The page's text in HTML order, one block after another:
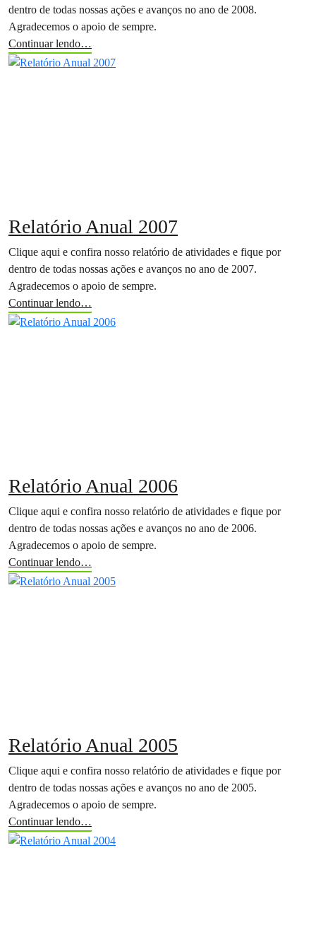
dentro de todas nossas ações e avanços no ano de 2008.
Agradecemos o apoio de sempre.
Continuar lendo…
Relatório Anual 2007
Clique aqui e confira nosso relatório de atividades e fique por
dentro de todas nossas ações e avanços no ano de 2007.
Agradecemos o apoio de sempre.
Continuar lendo…
Relatório Anual 2006
Clique aqui e confira nosso relatório de atividades e fique por
dentro de todas nossas ações e avanços no ano de 2006.
Agradecemos o apoio de sempre.
Continuar lendo…
Relatório Anual 2005
Clique aqui e confira nosso relatório de atividades e fique por
dentro de todas nossas ações e avanços no ano de 2005.
Agradecemos o apoio de sempre.
Continuar lendo…